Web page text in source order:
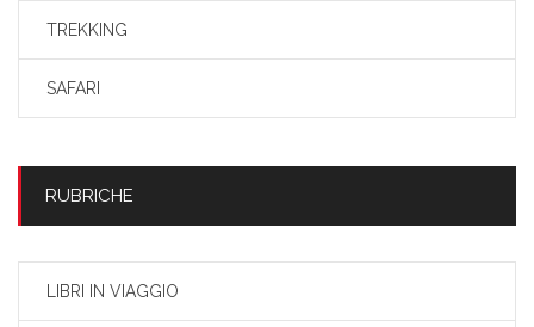
TREKKING
SAFARI
RUBRICHE
LIBRI IN VIAGGIO